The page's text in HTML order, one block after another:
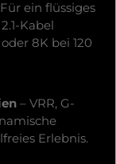
ein flüssiges
Kabel
8K bei 120
– VRR, G-
Erlebnis.